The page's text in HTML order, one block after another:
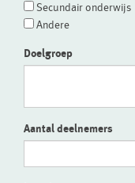
Secundair onderwijs
Andere
Doelgroep
Aantal deelnemers